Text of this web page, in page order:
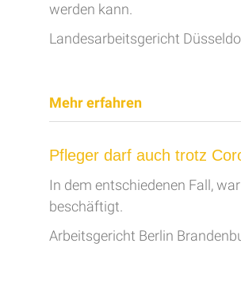
werden kann.
Landesarbeitsgericht
Mehr erfahren
Pfleger darf auch trotz
In dem entschiedenen Fall,
beschäftigt.
Arbeitsgericht Berlin